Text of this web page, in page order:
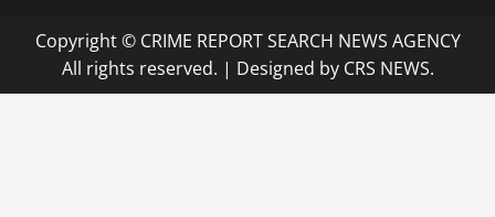
Copyright © CRIME REPORT SEARCH NEWS AGENCY
All rights reserved. | Designed by CRS NEWS.